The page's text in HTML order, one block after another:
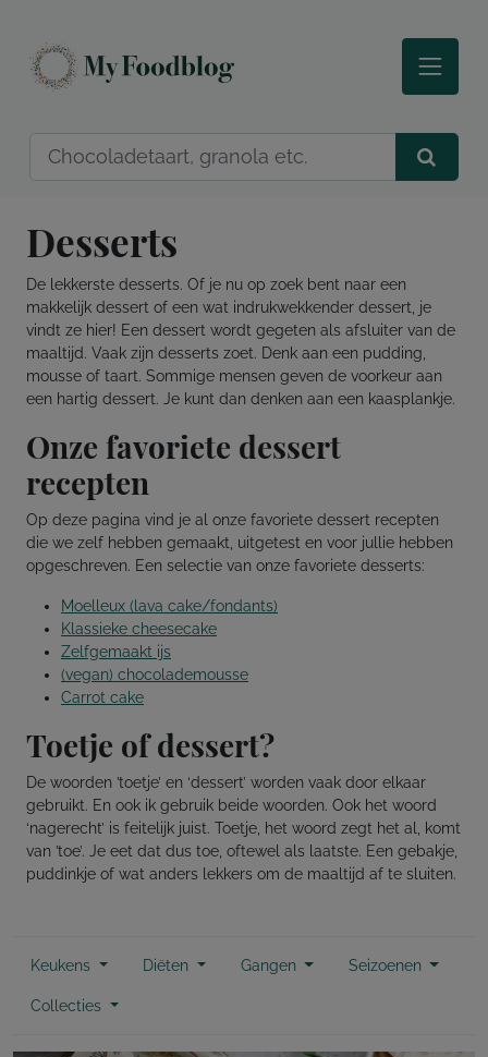
Desserts
De lekkerste desserts. Of je nu op zoek bent naar een
makkelijk dessert of een wat indrukwekkender dessert, je
vindt ze hier! Een dessert wordt gegeten als afsluiter van de
maaltijd. Vaak zijn desserts zoet. Denk aan een pudding,
mousse of taart. Sommige mensen geven de voorkeur aan
een hartig dessert. Je kunt dan denken aan een kaasplankje.
Onze favoriete dessert
recepten
Op deze pagina vind je al onze favoriete dessert recepten
die we zelf hebben gemaakt, uitgetest en voor jullie hebben
opgeschreven. Een selectie van onze favoriete desserts:
Moelleux (lava cake/fondants)
Klassieke cheesecake
Zelfgemaakt ijs
(vegan) chocolademousse
Carrot cake
Toetje of dessert?
De woorden ’toetje’ en ‘dessert’ worden vaak door elkaar
gebruikt. En ook ik gebruik beide woorden. Ook het woord
‘nagerecht’ is feitelijk juist. Toetje, het woord zegt het al, komt
van ’toe’. Je eet dat dus toe, oftewel als laatste. Een gebakje,
puddinkje of wat anders lekkers om de maaltijd af te sluiten.
Keukens Diëten Gangen Seizoenen
Collecties